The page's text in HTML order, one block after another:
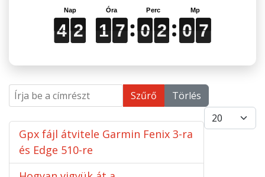
4
4
4
4 2
2
2
2 1
1
1
1 7
7
7
7 0
0
0
0 2
2
2
2 0
0
0
0 7
7
7
7
Írja be a címrészt Szűrő Törlés
Tételek #
Gpx fájl átvitele Garmin Fenix 3-ra
és Edge 510-re